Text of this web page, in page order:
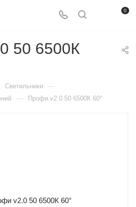
0
50 6500К
Светильники —
— Профи v2.0 50 6500К 60°